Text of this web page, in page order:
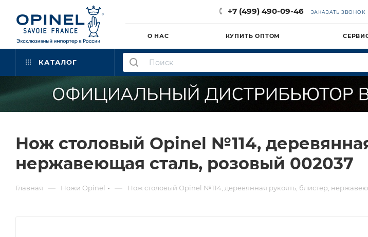
+7 (499) 490-09-46 ЗАКАЗАТЬ ЗВОНОК
О НАС КУПИТЬ ОПТОМ
КАТАЛОГ
Нож столовый Opinel №114,
нержавеющая сталь, розовый 002037
Главная — Ножи Opinel — Нож столовый Opinel №114, деревянная рукоять, блистер,